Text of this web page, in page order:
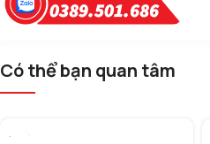
Có thể bạn quan tâm